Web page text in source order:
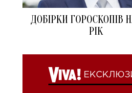
ДОБІРКИ ГОРОСКОПІВ
РІК